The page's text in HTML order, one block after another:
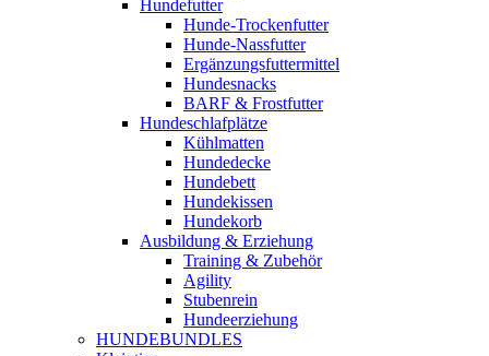
Hundefutter
Hunde-Trockenfutter
Hunde-Nassfutter
Ergänzungsfuttermittel
Hundesnacks
BARF & Frostfutter
Hundeschlafplätze
Kühlmatten
Hundedecke
Hundebett
Hundekissen
Hundekorb
Ausbildung & Erziehung
Training & Zubehör
Agility
Stubenrein
Hundeerziehung
HUNDEBUNDLES